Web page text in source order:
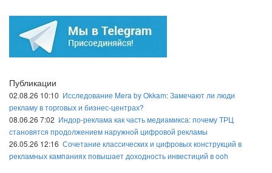
Публикации
02.08.26 10:10 Исследование Mera by Okkam: Замечают ли люди
рекламу в торговых и бизнес-центрах?
08.06.26 7:02 Индор-реклама как часть медиамикса: почему ТРЦ
становятся продолжением наружной цифровой рекламы
26.05.26 12:16 Сочетание классических и цифровых конструкций в
рекламных кампаниях повышает доходность инвестиций в ooh